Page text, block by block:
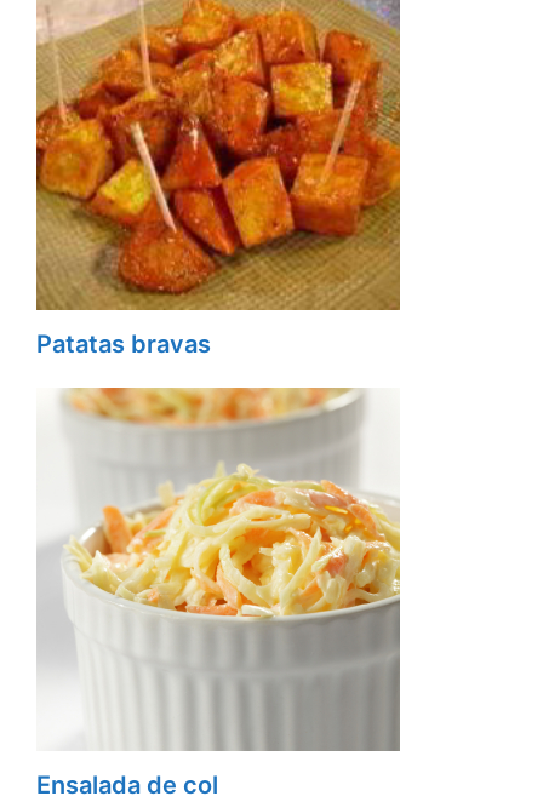
Patatas bravas
Ensalada de col